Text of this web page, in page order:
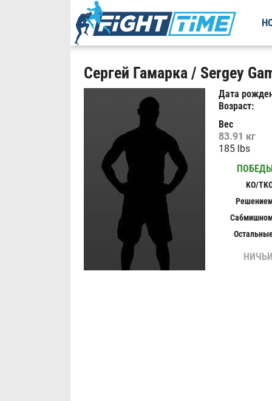
Сергей Гамарка / Sergey
Дата
Возраст:
Вес
83.91 кг
185 lbs
KO/
НИЧЬИ